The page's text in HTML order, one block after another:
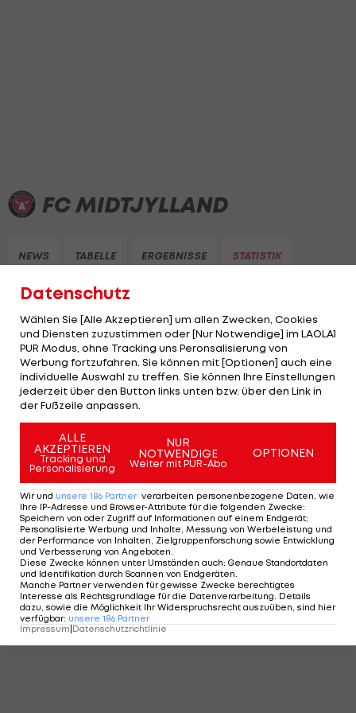
FC MIDTJYLLAND
NEWS TABELLE ERGEBNISSE STATISTIK
Datenschutz
Wählen Sie [Alle Akzeptieren] um allen Zwecken, Cookies
und Diensten zuzustimmen oder [Nur Notwendige] im LAOLA1
PUR Modus, ohne Tracking uns Peronsalisierung von
Werbung fortzufahren. Sie können mit [Optionen] auch eine
individuelle Auswahl zu treffen. Sie können Ihre Einstellungen
jederzeit über den Button links unten bzw. über den Link in
der Fußzeile anpassen.
ALLE
AKZEPTIEREN
Tracking und
Personalisierung
NUR
NOTWENDIGE
Weiter mit PUR-Abo
OPTIONEN
Wir und unsere 186 Partner verarbeiten personenbezogene Daten, wie
Ihre IP-Adresse und Browser-Attribute für die folgenden Zwecke:
Speichern von oder Zugriff auf Informationen auf einem Endgerät;
Personalisierte Werbung und Inhalte, Messung von Werbeleistung und
der Performance von Inhalten, Zielgruppenforschung sowie Entwicklung
und Verbesserung von Angeboten.
Diese Zwecke können unter Umständen auch: Genaue Standortdaten
und Identifikation durch Scannen von Endgeräten.
Manche Partner verwenden für gewisse Zwecke berechtigtes
Interesse als Rechtsgrundlage für die Datenverarbeitung. Details
dazu, sowie die Möglichkeit Ihr Widerspruchsrecht auszuüben, sind hier
verfügbar: unsere 186 Partner
Impressum Datenschutzrichtlinie